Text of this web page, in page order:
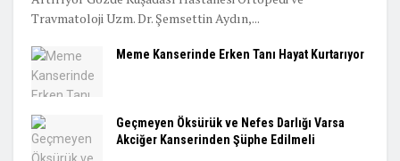
Travmatoloji Uzm. Dr. Şemsettin Aydın,...
Meme Kanserinde Erken Tanı Hayat Kurtarıyor
Geçmeyen Öksürük ve Nefes Darlığı Varsa
Akciğer Kanserinden Şüphe Edilmeli